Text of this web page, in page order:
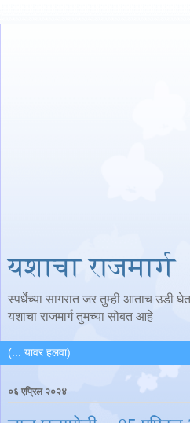
यशाचा राजमार्ग
स्पर्धेच्या सागरात जर तुम्ही आताच
यशाचा राजमार्ग तुमच्या सोबत आहे
०६ एप्रिल २०२४